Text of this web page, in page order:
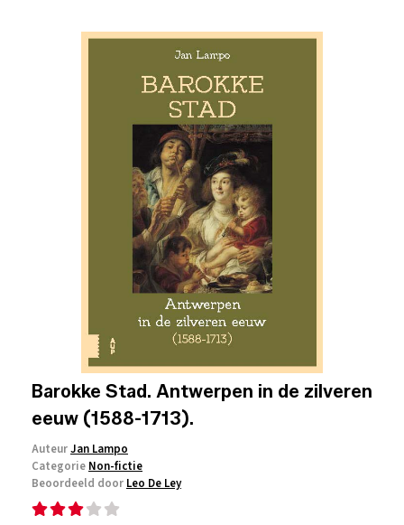
Barokke Stad. Antwerpen in de zilveren
eeuw (1588-1713).
AuteurJan Lampo
Categorie Non-fictie
Beoordeeld door Leo De Ley